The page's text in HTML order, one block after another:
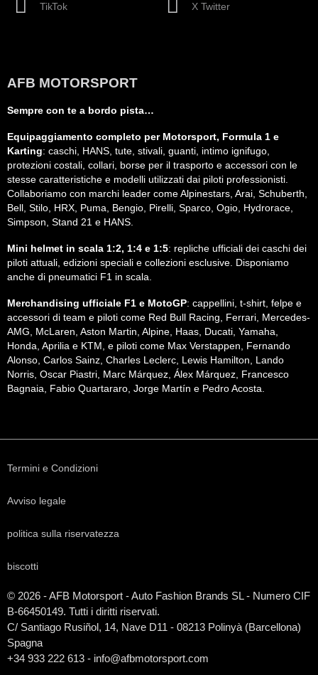
TikTok X Twitter
AFB MOTORSPORT
Sempre con te a bordo pista…
Equipaggiamento completo per Motorsport, Formula 1 e
Karting: caschi, HANS, tute, stivali, guanti, intimo ignifugo,
protezioni costali, collari, borse per il trasporto e accessori con le
stesse caratteristiche e modelli utilizzati dai piloti professionisti.
Collaboriamo con marchi leader come Alpinestars, Arai, Schuberth,
Bell, Stilo, HRX, Puma, Bengio, Pirelli, Sparco, Ogio, Hydrorace,
Simpson, Stand 21 e HANS.
Mini helmet in scala 1:2, 1:4 e 1:5: repliche ufficiali dei caschi dei
piloti attuali, edizioni speciali e collezioni esclusive. Disponiamo
anche di pneumatici F1 in scala.
Merchandising ufficiale F1 e MotoGP: cappellini, t-shirt, felpe e
accessori di team e piloti come Red Bull Racing, Ferrari, Mercedes-
AMG, McLaren, Aston Martin, Alpine, Haas, Ducati, Yamaha,
Honda, Aprilia e KTM, e piloti come Max Verstappen, Fernando
Alonso, Carlos Sainz, Charles Leclerc, Lewis Hamilton, Lando
Norris, Oscar Piastri, Marc Márquez, Álex Márquez, Francesco
Bagnaia, Fabio Quartararo, Jorge Martín e Pedro Acosta.
Termini e Condizioni
Avviso legale
politica sulla riservatezza
biscotti
© 2026 - AFB Motorsport - Auto Fashion Brands SL- Numero CIF
B-66450149. Tutti i diritti riservati.
C/ Santiago Rusiñol, 14, Nave D11 - 08213 Polinyà (Barcellona)
Spagna
+34 933 222 613 - info@afbmotorsport.com